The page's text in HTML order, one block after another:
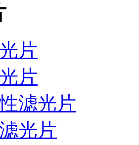
片
片
滤光片
光片